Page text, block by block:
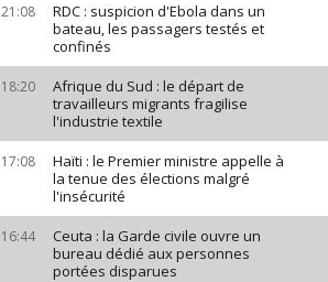
21:08
RDC : suspicion d'Ebola dans un
bateau, les passagers testés et
confinés
18:20
Afrique du Sud : le départ de
travailleurs migrants fragilise
l'industrie textile
17:08
Haïti : le Premier ministre appelle à
la tenue des élections malgré
l'insécurité
16:44
Ceuta : la Garde civile ouvre un
bureau dédié aux personnes
portées disparues